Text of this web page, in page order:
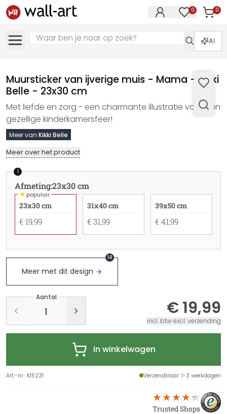
0 0
AI
Muursticker van ijverige muis - Mama - Kikki
Belle - 23x30 cm
Met liefde en zorg - een charmante illustratie voor een
gezellige kinderkamersfeer!
Meer van Kikki Belle
Meer over het product
1
Afmeting:23x30 cm
★populair
23x30 cm
€ 19,99
31x40 cm
€ 31,99
39x50 cm
€ 41,99
Meer met dit design
14
Aantal
€ 19,99
incl. btw excl. verzending
In winkelwagen
Art.-nr.: K15231 Verzendklaar: 1-3 werkdagen
Trusted Shops